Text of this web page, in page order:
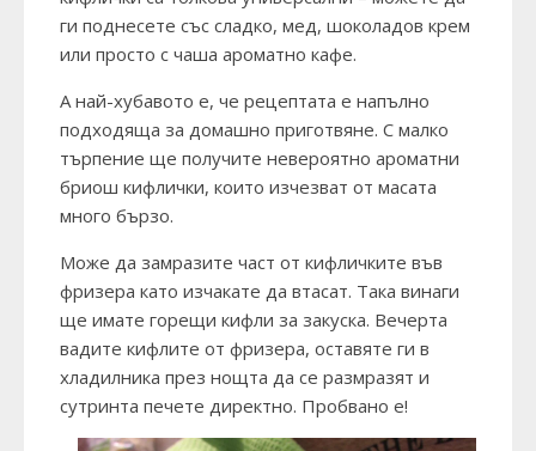
ги поднесете със сладко, мед, шоколадов крем
или просто с чаша ароматно кафе.
А най-хубавото е, че рецептата е напълно
подходяща за домашно приготвяне. С малко
търпение ще получите невероятно ароматни
бриош кифлички, които изчезват от масата
много бързо.
Може да замразите част от кифличките във
фризера като изчакате да втасат. Така винаги
ще имате горещи кифли за закуска. Вечерта
вадите кифлите от фризера, оставяте ги в
хладилника през нощта да се размразят и
сутринта печете директно. Пробвано е!